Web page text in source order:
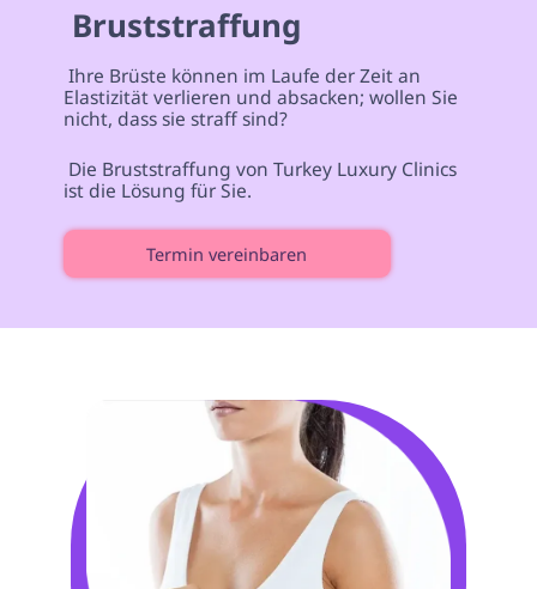
Bruststraffung
Elastizität verlieren und absacken; wollen Sie
nicht, dass sie straff sind?
ist die Lösung für Sie.
Termin vereinbaren